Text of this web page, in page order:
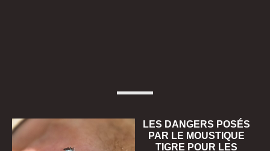
LES DANGERS POSÉS
PAR LE MOUSTIQUE
TIGRE POUR LES